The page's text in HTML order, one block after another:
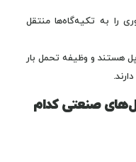
را به تکیه‌گاه‌ها منتقل
هستند و وظیفه تحمل بار
صنعتی کدام